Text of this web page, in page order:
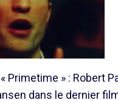
Primetime » : Robert
dans le dernier